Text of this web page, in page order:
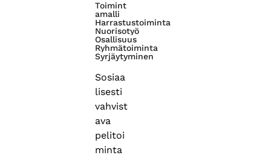
Toimint
amalli
Harrastustoiminta
Nuorisotyö
Osallisuus
Ryhmätoiminta
Syrjäytyminen
Sosiaa
lisesti
vahvist
ava
pelitoi
minta